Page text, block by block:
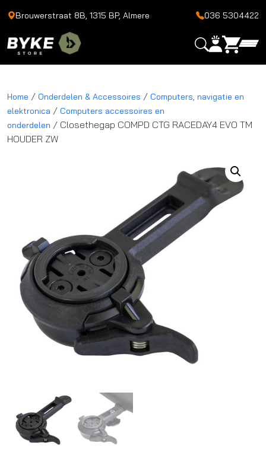
Brouwerstraat 8B, 1315 BP, Almere 036 5304422
Home / Onderdelen & Accessoires / Computers, navigatie en
elektronica / Computers accessoires en
onderdelen / Closethegap COMPD CTG RACEDAY4 EVO TM
HOUDER ZW